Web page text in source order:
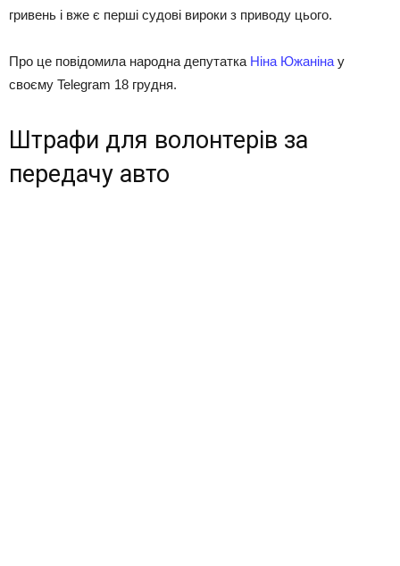
гривень і вже є перші судові вироки з приводу цього.
Про це повідомила народна депутатка Ніна Южаніна у
своєму Telegram 18 грудня.
Штрафи для волонтерів за
передачу авто